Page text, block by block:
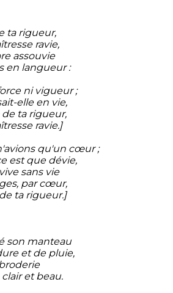
ta rigueur,
ravie,
assouvie
en langueur :
ni vigueur ;
elle en vie,
ta rigueur,
ravie.]
qu'un cœur ;
est que dévie,
sans vie
par cœur,
ta rigueur.]
son manteau
et de pluie,
et beau.